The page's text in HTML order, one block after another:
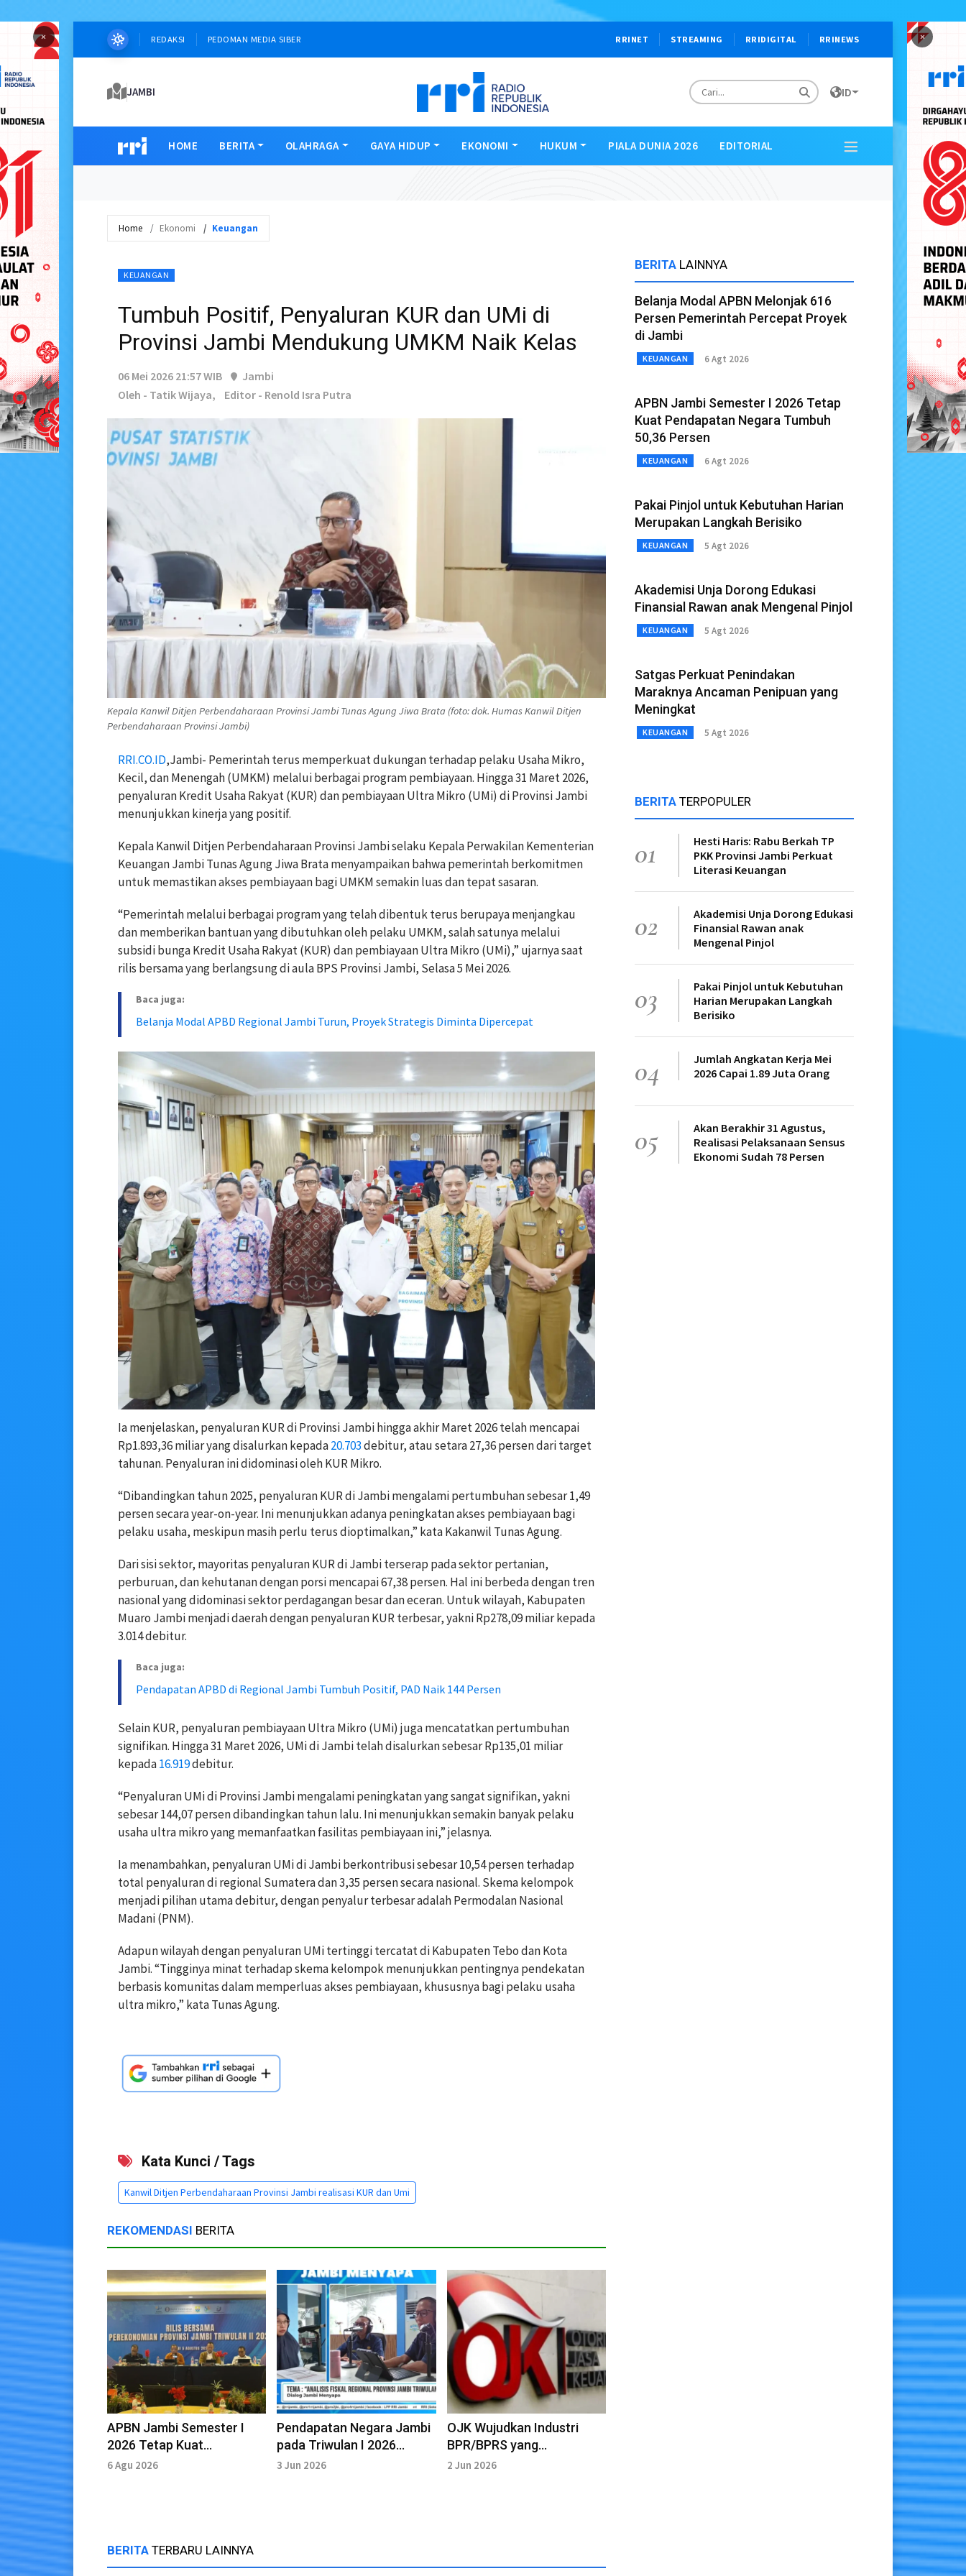
× ×
REDAKSI PEDOMAN MEDIA SIBER RRINET STREAMING RRIDIGITAL RRINEWS
JAMBI ID
HOME BERITA OLAHRAGA GAYA HIDUP EKONOMI HUKUM PIALA DUNIA 2026 EDITORIAL
Home Ekonomi Keuangan
KEUANGAN
Tumbuh Positif, Penyaluran KUR dan UMi di
Provinsi Jambi Mendukung UMKM Naik Kelas
06 Mei 2026 21:57 WIB
Jambi
Oleh - Tatik Wijaya,
Editor - Renold Isra Putra
Kepala Kanwil Ditjen Perbendaharaan Provinsi Jambi Tunas Agung Jiwa Brata (foto: dok. Humas Kanwil Ditjen
Perbendaharaan Provinsi Jambi)
RRI.CO.ID,Jambi- Pemerintah terus memperkuat dukungan terhadap pelaku Usaha Mikro,
Kecil, dan Menengah (UMKM) melalui berbagai program pembiayaan. Hingga 31 Maret 2026,
penyaluran Kredit Usaha Rakyat (KUR) dan pembiayaan Ultra Mikro (UMi) di Provinsi Jambi
menunjukkan kinerja yang positif.
Kepala Kanwil Ditjen Perbendaharaan Provinsi Jambi selaku Kepala Perwakilan Kementerian
Keuangan Jambi Tunas Agung Jiwa Brata menyampaikan bahwa pemerintah berkomitmen
untuk memastikan akses pembiayaan bagi UMKM semakin luas dan tepat sasaran.
“Pemerintah melalui berbagai program yang telah dibentuk terus berupaya menjangkau
dan memberikan bantuan yang dibutuhkan oleh pelaku UMKM, salah satunya melalui
subsidi bunga Kredit Usaha Rakyat (KUR) dan pembiayaan Ultra Mikro (UMi),” ujarnya saat
rilis bersama yang berlangsung di aula BPS Provinsi Jambi, Selasa 5 Mei 2026.
Baca juga:
Belanja Modal APBD Regional Jambi Turun, Proyek Strategis Diminta Dipercepat
Ia menjelaskan, penyaluran KUR di Provinsi Jambi hingga akhir Maret 2026 telah mencapai
Rp1.893,36 miliar yang disalurkan kepada20.703debitur, atau setara 27,36 persen dari target
tahunan. Penyaluran ini didominasi oleh KUR Mikro.
“Dibandingkan tahun 2025, penyaluran KUR di Jambi mengalami pertumbuhan sebesar 1,49
persen secara year-on-year. Ini menunjukkan adanya peningkatan akses pembiayaan bagi
pelaku usaha, meskipun masih perlu terus dioptimalkan,” kata Kakanwil Tunas Agung.
Dari sisi sektor, mayoritas penyaluran KUR di Jambi terserap pada sektor pertanian,
perburuan, dan kehutanan dengan porsi mencapai 67,38 persen. Hal ini berbeda dengan tren
nasional yang didominasi sektor perdagangan besar dan eceran. Untuk wilayah, Kabupaten
Muaro Jambi menjadi daerah dengan penyaluran KUR terbesar, yakni Rp278,09 miliar kepada
3.014 debitur.
Baca juga:
Pendapatan APBD di Regional Jambi Tumbuh Positif, PAD Naik 144 Persen
Selain KUR, penyaluran pembiayaan Ultra Mikro (UMi) juga mencatatkan pertumbuhan
signifikan. Hingga 31 Maret 2026, UMi di Jambi telah disalurkan sebesar Rp135,01 miliar
kepada16.919debitur.
“Penyaluran UMi di Provinsi Jambi mengalami peningkatan yang sangat signifikan, yakni
sebesar 144,07 persen dibandingkan tahun lalu. Ini menunjukkan semakin banyak pelaku
usaha ultra mikro yang memanfaatkan fasilitas pembiayaan ini,” jelasnya.
Ia menambahkan, penyaluran UMi di Jambi berkontribusi sebesar 10,54 persen terhadap
total penyaluran di regional Sumatera dan 3,35 persen secara nasional. Skema kelompok
menjadi pilihan utama debitur, dengan penyalur terbesar adalah Permodalan Nasional
Madani (PNM).
Adapun wilayah dengan penyaluran UMi tertinggi tercatat di Kabupaten Tebo dan Kota
Jambi. “Tingginya minat terhadap skema kelompok menunjukkan pentingnya pendekatan
berbasis komunitas dalam memperluas akses pembiayaan, khususnya bagi pelaku usaha
ultra mikro,” kata Tunas Agung.
Kata Kunci / Tags
Kanwil Ditjen Perbendaharaan Provinsi Jambi realisasi KUR dan Umi
REKOMENDASI BERITA
APBN Jambi Semester I
2026 Tetap Kuat
Pendapatan Negara
6 Agu 2026
Pendapatan Negara Jambi
pada Triwulan I 2026
Tumbuh 80,46 Persen
3 Jun 2026
OJK Wujudkan Industri
BPR/BPRS yang
Berintegritas, Tangguh dan
2 Jun 2026
BERITA TERBARU LAINNYA
BERITA LAINNYA
Belanja Modal APBN Melonjak 616
Persen Pemerintah Percepat Proyek
di Jambi
KEUANGAN 6 Agt 2026
APBN Jambi Semester I 2026 Tetap
Kuat Pendapatan Negara Tumbuh
50,36 Persen
KEUANGAN 6 Agt 2026
Pakai Pinjol untuk Kebutuhan Harian
Merupakan Langkah Berisiko
KEUANGAN 5 Agt 2026
Akademisi Unja Dorong Edukasi
Finansial Rawan anak Mengenal Pinjol
KEUANGAN 5 Agt 2026
Satgas Perkuat Penindakan
Maraknya Ancaman Penipuan yang
Meningkat
KEUANGAN 5 Agt 2026
BERITA TERPOPULER
01
Hesti Haris: Rabu Berkah TP
PKK Provinsi Jambi Perkuat
Literasi Keuangan
02
Akademisi Unja Dorong Edukasi
Finansial Rawan anak
Mengenal Pinjol
03
Pakai Pinjol untuk Kebutuhan
Harian Merupakan Langkah
Berisiko
04
Jumlah Angkatan Kerja Mei
2026 Capai 1.89 Juta Orang
05
Akan Berakhir 31 Agustus,
Realisasi Pelaksanaan Sensus
Ekonomi Sudah 78 Persen